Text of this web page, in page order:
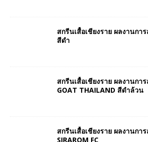
สกรีนเสื้อเชียงราย ผลงานกา
สีดำ
สกรีนเสื้อเชียงราย ผลงานกา
GOAT THAILAND สีดำล้วน
สกรีนเสื้อเชียงราย ผลงานกา
SIRAROM FC